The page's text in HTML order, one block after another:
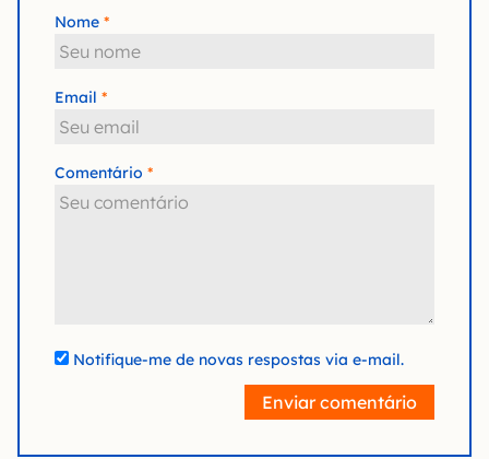
Nome
Email
Comentário
Notifique-me de novas respostas via e-mail.
Enviar comentário